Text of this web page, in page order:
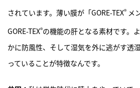
されています。薄い膜が「GORE-TEX® メ
GORE-TEX®の機能の肝となる素材です。
かに防風性、そして湿気を外に逃がす透
っていることが特徴なんです。